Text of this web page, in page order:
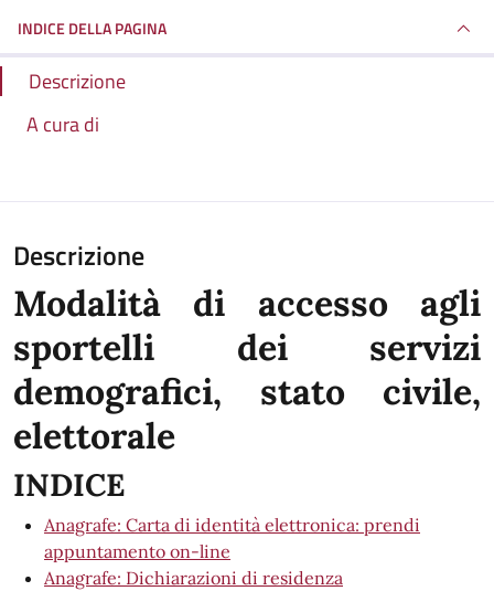
INDICE DELLA PAGINA
Descrizione
A cura di
Descrizione
Modalità di accesso agli
sportelli dei servizi
demografici, stato civile,
elettorale
INDICE
Anagrafe: Carta di identità elettronica: prendi
appuntamento on-line
Anagrafe: Dichiarazioni di residenza